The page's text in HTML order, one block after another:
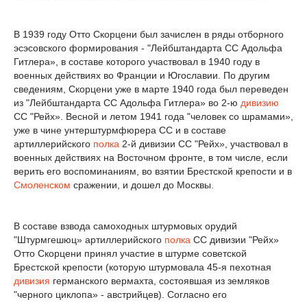
В 1939 году Отто Скорцени был зачислен в ряды отборного
эсэсовского формирования - "Лейбштандарта СС Адольфа
Гитлера», в составе которого участвовал в 1940 году в
военных действиях во Франции и Югославии. По другим
сведениям, Скорцени уже в марте 1940 года был переведен
из "Лейбштандарта СС Адольфа Гитлера» во 2-ю дивизию
СС "Рейх». Весной и летом 1941 года "человек со шрамами»,
уже в чине унтерштурмфюрера СС и в составе
артиллерийского полка 2-й дивизии СС "Рейх», участвовал в
военных действиях на Восточном фронте, в том числе, если
верить его воспоминаниям, во взятии Брестской крепости и в
Смоленском сражении, и дошел до Москвы.
В составе взвода самоходных штурмовых орудий
"Штурмгешюц» артиллерийского полка СС дивизии "Рейх»
Отто Скорцени принял участие в штурме советской
Брестской крепости (которую штурмовала 45-я пехотная
дивизия германского вермахта, состоявшая из земляков
"черного циклопа» - австрийцев). Согласно его